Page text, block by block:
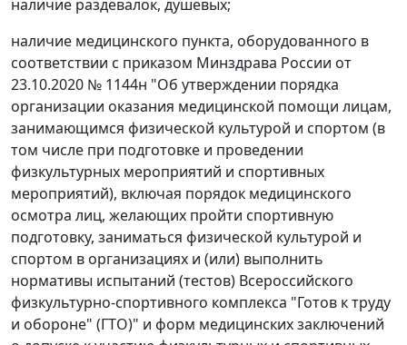
наличие раздевалок, душевых;
наличие медицинского пункта, оборудованного в
соответствии с приказом Минздрава России от
23.10.2020 № 1144н "Об утверждении порядка
организации оказания медицинской помощи лицам,
занимающимся физической культурой и спортом (в
том числе при подготовке и проведении
физкультурных мероприятий и спортивных
мероприятий), включая порядок медицинского
осмотра лиц, желающих пройти спортивную
подготовку, заниматься физической культурой и
спортом в организациях и (или) выполнить
нормативы испытаний (тестов) Всероссийского
физкультурно-спортивного комплекса "Готов к труду
и обороне" (ГТО)" и форм медицинских заключений